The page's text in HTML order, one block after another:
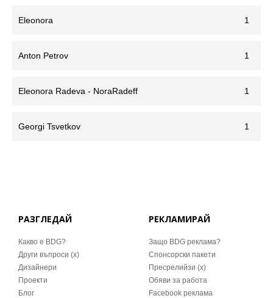
Eleonora 1
Anton Petrov 1
Eleonora Radeva - NoraRadeff 1
Georgi Tsvetkov 1
РАЗГЛЕДАЙ
Какво е BDG?
Други въпроси (x)
Дизайнери
Проекти
Блог
РЕКЛАМИРАЙ
Защо BDG реклама?
Спонсорски пакети
Пресрелийзи (x)
Обяви за работа
Facebook реклама